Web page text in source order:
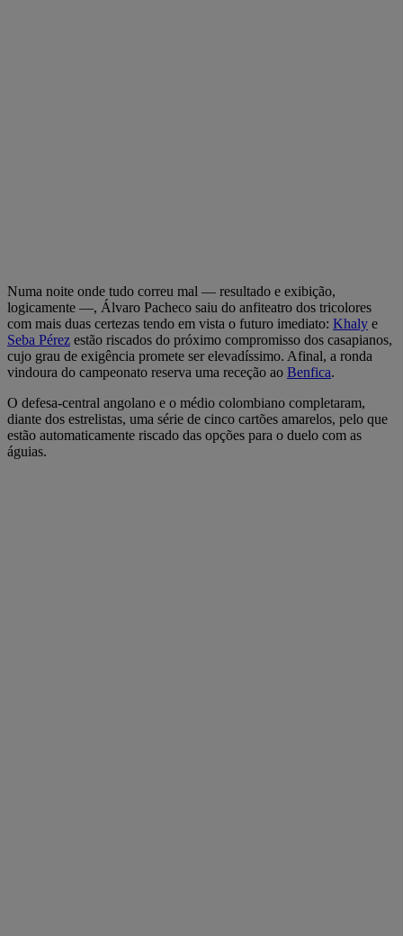
Numa noite onde tudo correu mal — resultado e exibição,
logicamente —, Álvaro Pacheco saiu do anfiteatro dos tricolores
com mais duas certezas tendo em vista o futuro imediato: Khaly e
Seba Pérez estão riscados do próximo compromisso dos casapianos,
cujo grau de exigência promete ser elevadíssimo. Afinal, a ronda
vindoura do campeonato reserva uma receção ao Benfica.
O defesa-central angolano e o médio colombiano completaram,
diante dos estrelistas, uma série de cinco cartões amarelos, pelo que
estão automaticamente riscado das opções para o duelo com as
águias.